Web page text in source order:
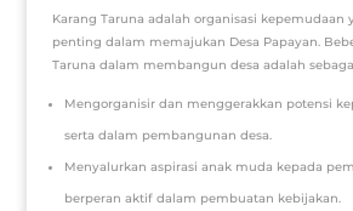
Karang Taruna adalah organisasi
penting dalam memajukan Desa Papayan.
Taruna dalam membangun desa adalah
Mengorganisir dan menggerakkan potensi
serta dalam pembangunan desa.
Menyalurkan aspirasi anak muda kepada
berperan aktif dalam pembuatan kebijakan.